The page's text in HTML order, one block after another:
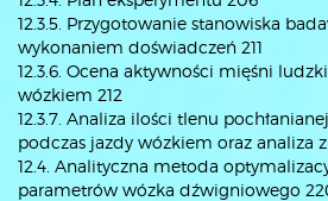
12.3.5. Przygotowanie stanowiska
wykonaniem doświadczeń 211
12.3.6. Ocena aktywności mięśni
wózkiem 212
12.3.7. Analiza ilości tlenu
podczas jazdy wózkiem oraz analiza
12.4. Analityczna metoda
parametrów wózka dźwigniowego